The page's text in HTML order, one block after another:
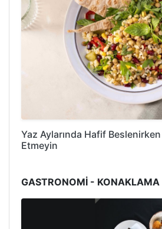
Yaz Aylarında Hafif
Etmeyin
GASTRONOMİ - KONAKLAMA